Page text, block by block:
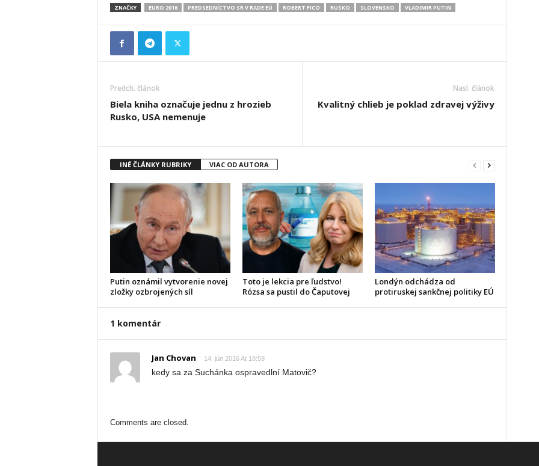
ZNAČKY EURO 2016 PREDSEDNÍCTVO SR V RADE EÚ ROBERT FICO RUSKO SLOVENSKO VLADIMIR PUTIN
Predch. článok
Biela kniha označuje jednu z hrozieb
Rusko, USA nemenuje
Nasl. článok
Kvalitný chlieb je poklad zdravej výživy
INÉ ČLÁNKY RUBRIKY VIAC OD AUTORA
Putin oznámil vytvorenie novej
zložky ozbrojených síl
Toto je lekcia pre ľudstvo!
Rózsa sa pustil do Čaputovej
Londýn odchádza od
protiruskej sankčnej politiky EÚ
1 komentár
Jan Chovan 14. jún 2016 At 18:59
kedy sa za Suchánka ospravedlní Matovič?
Comments are closed.